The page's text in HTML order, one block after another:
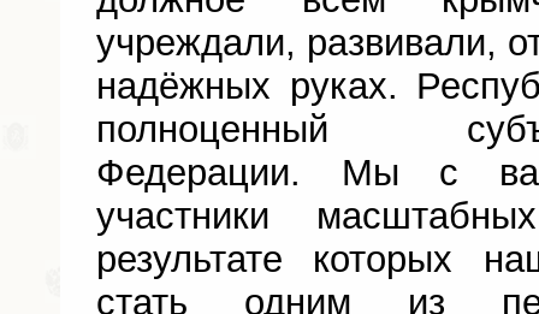
учреждали, развивали,
надёжных руках.
полноценный
Федерации. Мы с
участники
результате которых
стать одним из